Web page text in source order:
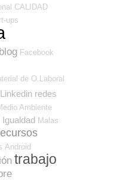
CALIDAD
ups
blog Facebook
de O.Laboral
Linkedin redes
Ambiente
Igualdad Malas
Android
trabajo